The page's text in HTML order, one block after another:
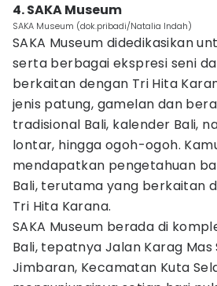
4. SAKA Museum
SAKA Museum (dok.pribadi/Natalia Indah)
SAKA Museum didedikasikan
serta berbagai ekspresi seni
berkaitan dengan Tri Hita
jenis patung, gamelan dan
tradisional Bali, kalender Bali,
lontar, hingga ogoh-ogoh.
mendapatkan pengetahuan
Bali, terutama yang berkaitan
Tri Hita Karana.
SAKA Museum berada di
Bali, tepatnya Jalan Karag
Jimbaran, Kecamatan Kuta